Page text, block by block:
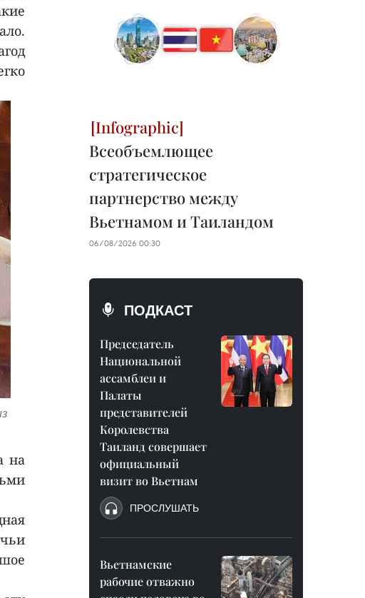
на
Всеобъемлющее
стратегическое
партнерство между
Вьетнамом и Таиландом
06/08/2026 00:30
ПОДКАСТ
Председатель
Национальной
ассамблеи и
Палаты
представителей
Королевства
Таиланд совершает
официальный
визит во Вьетнам
ПРОСЛУШАТЬ
Вьетнамские
рабочие отважно